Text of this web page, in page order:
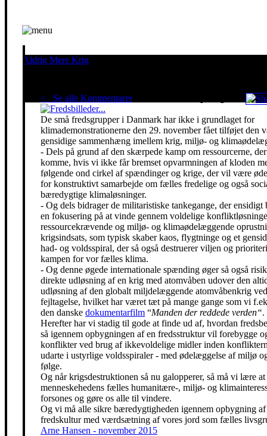
Aldrig Mere Krig
< Se alle KommentarerRed klimaet - stop krigen!
De små fredsgrupper i Danmark har ikke i grundlaget for
klimademonstrationerne den 29. november fået tilføjet den
gensidige sammenhæng imellem krig, miljø- og
- Dels på grund af den skærpede kamp om ressourcerne,
komme, hvis vi ikke får bremset opvarmningen af kloden
følgende ond cirkel af spændinger og krige, der vil være
for konstruktivt samarbejde om fælles fredelige og også
bæredygtige klimaløsninger.
- Og dels bidrager de militaristiske tankegange, der ensidigt
en fokusering på at vinde gennem voldelige
ressourcekrævende og miljø- og klimaødelæggende
krigsindsats, som typisk skaber kaos, flygtninge og et
had- og voldsspiral, der så også destruerer viljen og
kampen for vor fælles klima.
- Og denne øgede internationale spænding øger så også
direkte udløsning af en krig med atomvåben udover den
udløsning af den globalt miljdelæggende atomvåbenkrig
fejltagelse, hvilket har været tæt på mange gange som vi
den danske dokumentarfilm “Manden der reddede verden“.
Herefter har vi stadig til gode at finde ud af, hvordan
så igennem opbygningen af en fredsstruktur vil forebygge
konflikter ved brug af ikkevoldelige midler inden
udarte i ustyrlige voldsspiraler - med ødelæggelse af miljø
følge.
Og når krigsdestruktionen så nu galopperer, så må vi lære
menneskehedens fælles humanitære-, miljø- og
forsones og gøre os alle til vindere.
Og vi må alle sikre bæredygtigheden igennem opbygning af
fredskultur med værdsætning af vores jord som fælles
Arne Hansen - november 2015